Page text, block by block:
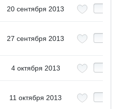
20 сентября 2013
27 сентября 2013
4 октября 2013
11 октября 2013